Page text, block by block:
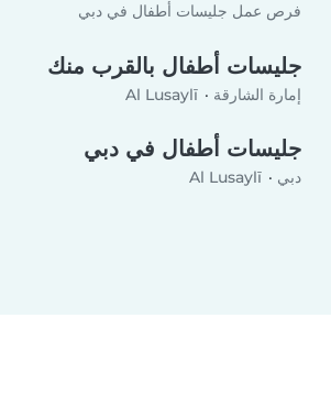
فرص عمل جليسات أطفال في دبي
جليسات أطفال بالقرب منك
إمارة الشارقة Al Lusaylī
جليسات أطفال في دبي
دبي Al Lusaylī